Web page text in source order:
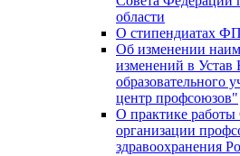
области
О стипендиатах
Об изменении
изменений в Устав
образовательного
центр профсоюзов"
О практике работы
организации
здравоохранения